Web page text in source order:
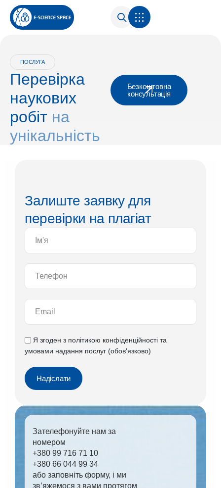
ПОСЛУГА
Перевірка
наукових
робіт на
унікальність
Безкоштовна
консультація
Залиште заявку для
перевірки на плагіат
Я згоден з політикою конфіденційності та
умовами надання послуг (обов'язково)
Надіслати
Зателефонуйте нам за
номером
+380 99 716 71 10
+380 66 044 99 34
або заповніть форму, і ми
зв’яжемося з вами протягом